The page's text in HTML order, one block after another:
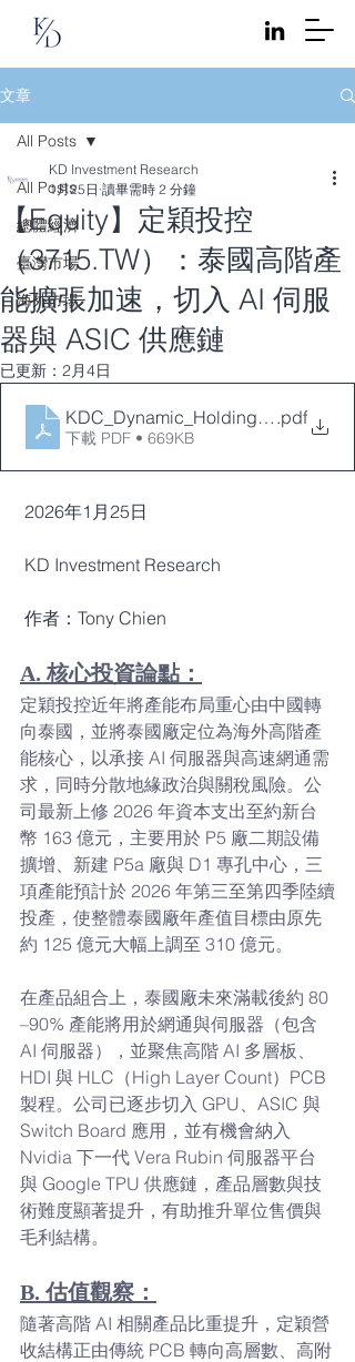
文章
All Posts
總體經濟
臺灣市場
海外市場
All Posts
【Equity】定穎投控
（3715.TW）：泰國高階產
能擴張加速，切入 AI 伺服
器與 ASIC 供應鏈
KD Investment Research
1月25日 讀畢需時 2 分鐘
已更新： 2月4日
KDC_Dynamic_Holding_2026-01-25
.pdf
下載 PDF • 669KB
2026年1月25日
KD Investment Research
作者：Tony Chien
A. 核心投資論點：
定穎投控近年將產能布局重心由中國轉
向泰國，並將泰國廠定位為海外高階產
能核心，以承接 AI 伺服器與高速網通需
求，同時分散地緣政治與關稅風險。公
司最新上修 2026 年資本支出至約新台
幣 163 億元，主要用於 P5 廠二期設備
擴增、新建 P5a 廠與 D1 專孔中心，三
項產能預計於 2026 年第三至第四季陸續
投產，使整體泰國廠年產值目標由原先
約 125 億元大幅上調至 310 億元。
在產品組合上，泰國廠未來滿載後約 80
–90% 產能將用於網通與伺服器（包含
AI 伺服器），並聚焦高階 AI 多層板、
HDI 與 HLC（High Layer Count）PCB
製程。公司已逐步切入 GPU、ASIC 與
Switch Board 應用，並有機會納入
Nvidia 下一代 Vera Rubin 伺服器平台
與 Google TPU 供應鏈，產品層數與技
術難度顯著提升，有助推升單位售價與
毛利結構。
B. 估值觀察：
隨著高階 AI 相關產品比重提升，定穎營
收結構正由傳統 PCB 轉向高層數、高附